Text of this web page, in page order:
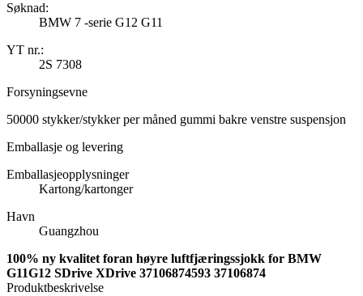
Søknad:
BMW 7 -serie G12 G11
YT nr.:
2S 7308
Forsyningsevne
50000 stykker/stykker per måned gummi bakre venstre suspensjon
Emballasje og levering
Emballasjeopplysninger
Kartong/kartonger
Havn
Guangzhou
100% ny kvalitet foran høyre luftfjæringssjokk for BMW
G11G12 SDrive XDrive 37106874593 37106874
Produktbeskrivelse